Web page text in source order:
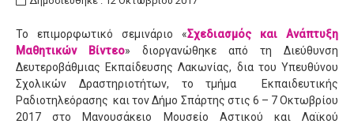
Το επιμορφωτικό σεμινάριο «Σχεδιασμός και Ανάπτυξη
Μαθητικών Βίντεο» διοργανώθηκε από τη Διεύθυνση
Δευτεροβάθμιας Εκπαίδευσης Λακωνίας, δια του Υπευθύνου
Σχολικών Δραστηριοτήτων, το τμήμα Εκπαιδευτικής
Ραδιοτηλεόρασης και τον Δήμο Σπάρτης στις 6 – 7 Οκτωβρίου
2017 στο Μανουσάκειο Μουσείο Αστικού και Λαϊκού